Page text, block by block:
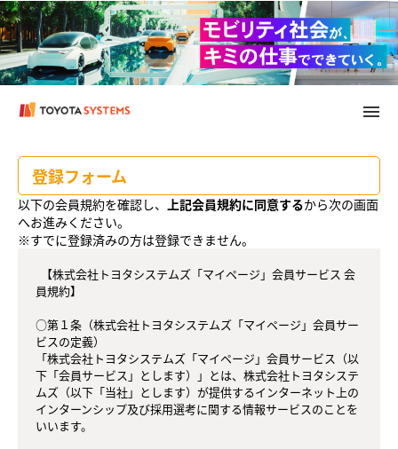
テ
ン
へ
menu
登録フォーム
以下の会員規約を確認し、 上記会員規約に同意するから次の画面
へお進みください。
※すでに登録済みの方は登録できません。
員規約】
○第１条（株式会社トヨタシステムズ「マイページ」会員サー
ビスの定義）
「株式会社トヨタシステムズ「マイページ」会員サービス（以
下「会員サービス」とします）」とは、株式会社トヨタシステ
ムズ（以下「当社」とします）が提供するインターネット上の
インターンシップ及び採用選考に関する情報サービスのことを
いいます。